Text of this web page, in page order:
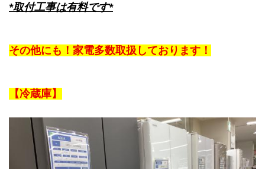
*取付工事は有料です*
その他にも！家電多数取扱しております！
【冷蔵庫】